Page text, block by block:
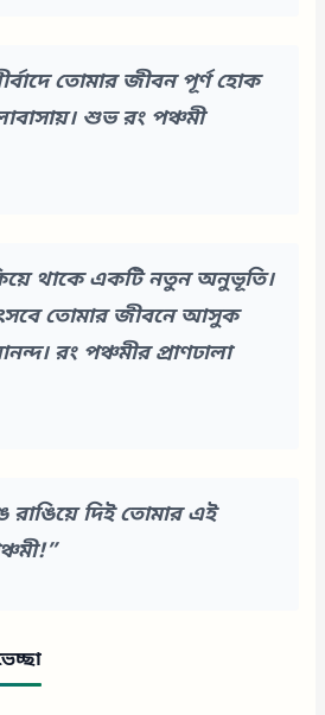
তোমার জীবন পূর্ণ হোক
শুভ রং পঞ্চমী
থাকে একটি নতুন অনুভূতি।
তোমার জীবনে আসুক
রং পঞ্চমীর প্রাণঢালা
রাঙিয়ে দিই তোমার এই